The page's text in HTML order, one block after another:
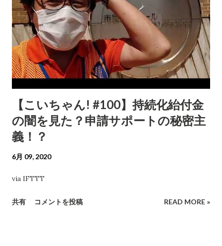
【こいちゃん! #100】持続化紿付金
の闇を見た？申請サポートの秘密主
義！？
6月 09, 2020
via IFTTT
共有 コメントを投稿 READ MORE »